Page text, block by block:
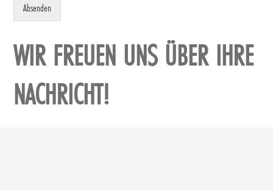
Absenden
WIR FREUEN UNS ÜBER IHRE
NACHRICHT!